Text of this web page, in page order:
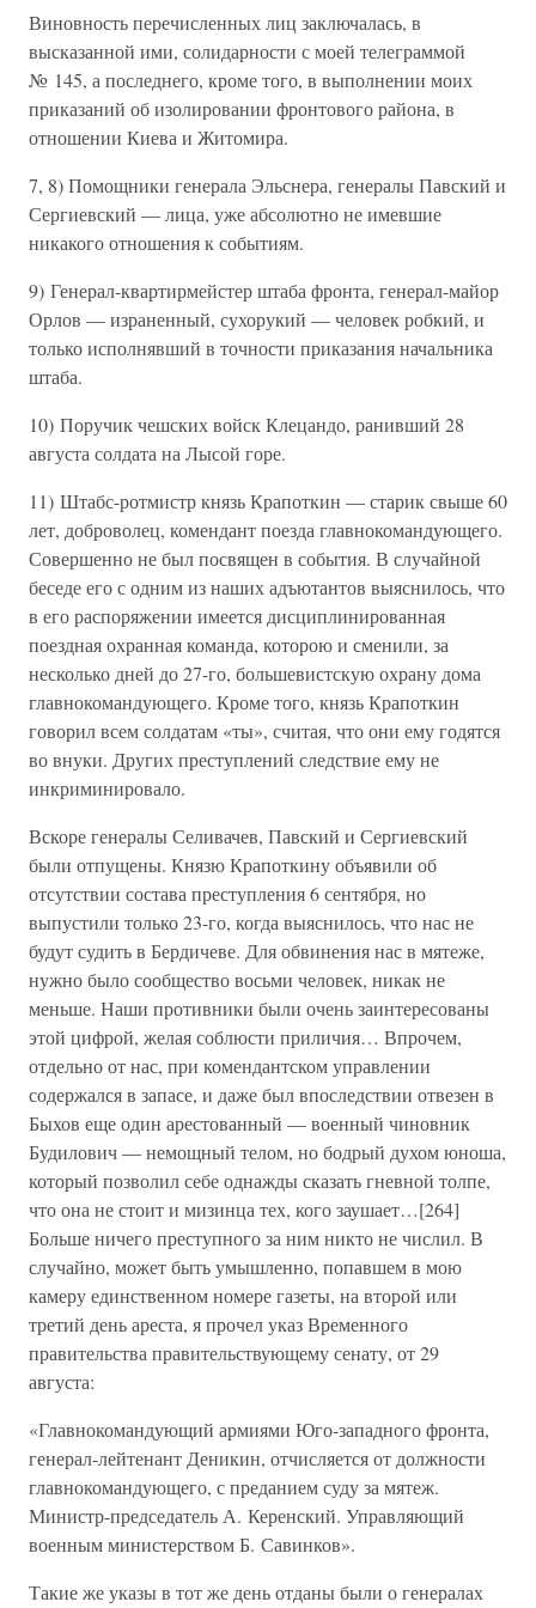
Виновность перечисленных лиц заключалась, в
высказанной ими, солидарности с моей телеграммой
№ 145, а последнего, кроме того, в выполнении моих
приказаний об изолировании фронтового района, в
отношении Киева и Житомира.
7, 8) Помощники генерала Эльснера, генералы Павский и
Сергиевский — лица, уже абсолютно не имевшие
никакого отношения к событиям.
9) Генерал-квартирмейстер штаба фронта, генерал-майор
Орлов — израненный, сухорукий — человек робкий, и
только исполнявший в точности приказания начальника
штаба.
10) Поручик чешских войск Клецандо, ранивший 28
августа солдата на Лысой горе.
11) Штабс-ротмистр князь Крапоткин — старик свыше 60
лет, доброволец, комендант поезда главнокомандующего.
Совершенно не был посвящен в события. В случайной
беседе его с одним из наших адъютантов выяснилось, что
в его распоряжении имеется дисциплинированная
поездная охранная команда, которою и сменили, за
несколько дней до 27-го, большевистскую охрану дома
главнокомандующего. Кроме того, князь Крапоткин
говорил всем солдатам «ты», считая, что они ему годятся
во внуки. Других преступлений следствие ему не
инкриминировало.
Вскоре генералы Селивачев, Павский и Сергиевский
были отпущены. Князю Крапоткину объявили об
отсутствии состава преступления 6 сентября, но
выпустили только 23-го, когда выяснилось, что нас не
будут судить в Бердичеве. Для обвинения нас в мятеже,
нужно было сообщество восьми человек, никак не
меньше. Наши противники были очень заинтересованы
этой цифрой, желая соблюсти приличия… Впрочем,
отдельно от нас, при комендантском управлении
содержался в запасе, и даже был впоследствии отвезен в
Быхов еще один арестованный — военный чиновник
Будилович — немощный телом, но бодрый духом юноша,
который позволил себе однажды сказать гневной толпе,
что она не стоит и мизинца тех, кого заушает…[264]
Больше ничего преступного за ним никто не числил. В
случайно, может быть умышленно, попавшем в мою
камеру единственном номере газеты, на второй или
третий день ареста, я прочел указ Временного
правительства правительствующему сенату, от 29
августа:
«Главнокомандующий армиями Юго-западного фронта,
генерал-лейтенант Деникин, отчисляется от должности
главнокомандующего, с преданием суду за мятеж.
Министр-председатель А. Керенский. Управляющий
военным министерством Б. Савинков».
Такие же указы в тот же день отданы были о генералах